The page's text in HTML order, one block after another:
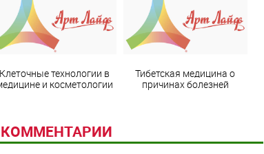
Клеточные технологии в
и косметологии
Тибетская медицина о
причинах болезней
КОММЕНТАРИИ